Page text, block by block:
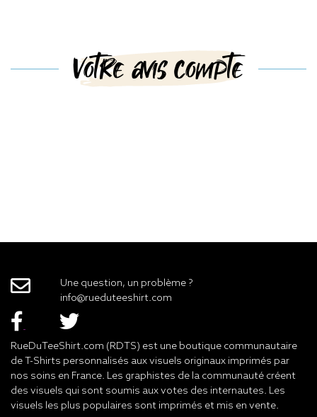
Votre avis compte
Une question, un problème ?
info@rueduteeshirt.com
RueDuTeeShirt.com (RDTS) est une boutique communautaire
de T-Shirts personnalisés aux visuels originaux imprimés par
nos soins en France. Les graphistes de la communauté créent
des visuels qui sont soumis aux votes des internautes. Les
visuels les plus populaires sont imprimés et mis en vente.